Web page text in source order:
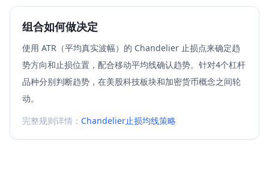
组合如何做决定
使用 ATR（平均真实波幅）的 Chandelier 止损点来确定趋
势方向和止损位置，配合移动平均线确认趋势。针对4个杠杆
品种分别判断趋势，在美股科技板块和加密货币概念之间轮
动。
完整规则详情： Chandelier止损均线策略